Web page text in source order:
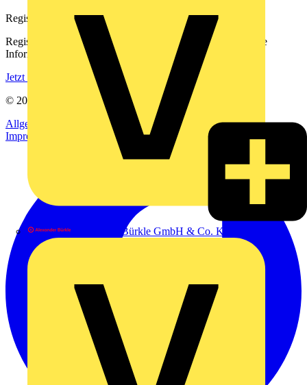
Alexander Bürkle GmbH & Co. KG
Registrierung
Registrieren Sie sich kostenlos und erhalten Sie stets aktuelle
Informationen aus der Elektroindustrie.
Jetzt registrieren
© 2002-
Voltimum
Allgemeine Geschäftsbedingungen
Datenschutzerklärung
Impressum